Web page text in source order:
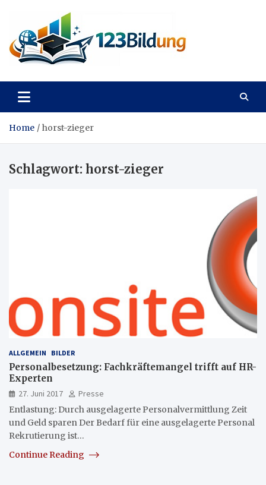
content
123Bildung
Home horst-zieger
Schlagwort: horst-zieger
ALLGEMEIN BILDER
Personalbesetzung: Fachkräftemangel trifft auf HR-
Experten
27. Juni 2017
Presse
Entlastung: Durch ausgelagerte Personalvermittlung Zeit
und Geld sparen Der Bedarf für eine ausgelagerte Personal
Rekrutierung ist…
Continue Reading